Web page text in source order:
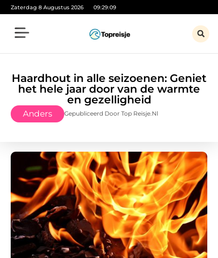
Zaterdag 8 Augustus 2026 09:29:10
Haardhout in alle seizoenen: Geniet
het hele jaar door van de warmte
en gezelligheid
Anders Gepubliceerd Door Top Reisje.nl